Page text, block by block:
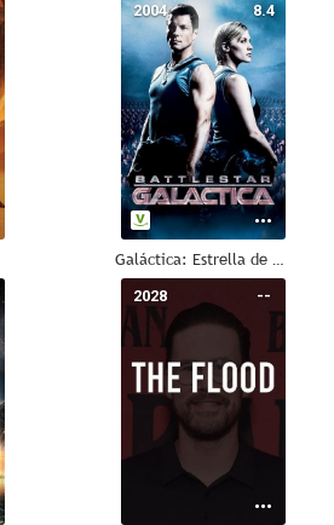
8.4
2004
Galáctica: Estrella de Combate
--
2028